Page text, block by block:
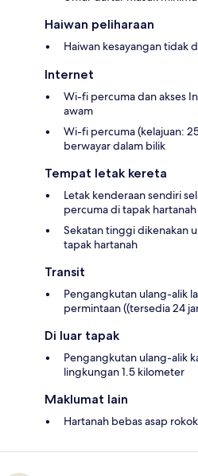
Haiwan peliharaan
Haiwan kesayangan tidak
Internet
Wi-fi percuma dan akses
awam
Wi-fi percuma (kelajuan:
berwayar dalam bilik
Tempat letak kereta
Letak kenderaan sendiri
percuma di tapak hartanah
Sekatan tinggi dikenakan
tapak hartanah
Transit
Pengangkutan ulang-alik
permintaan ((tersedia 24
Di luar tapak
Pengangkutan ulang-alik
lingkungan 1.5 kilometer
Maklumat lain
Hartanah bebas asap rokok